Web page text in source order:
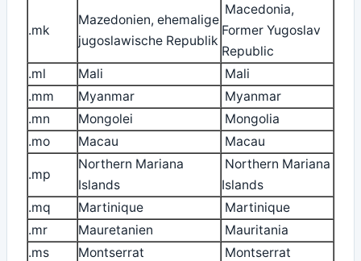
.mk
Mazedonien, ehemalige
jugoslawische Republik
Macedonia,
Former Yugoslav
Republic
.ml
Mali
Mali
.mm
Myanmar
Myanmar
.mn
Mongolei
Mongolia
.mo
Macau Macau
.mp
Northern Mariana
Islands
Northern Mariana
Islands
.mq
Martinique
Martinique
.mr
Mauretanien
Mauritania
.ms
Montserrat
Montserrat